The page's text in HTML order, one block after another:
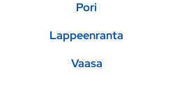
Pori
Lappeenranta
Vaasa